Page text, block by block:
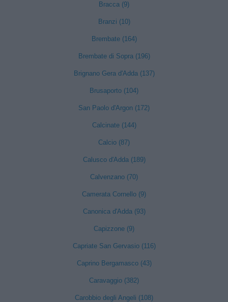
Bracca (9)
Branzi (10)
Brembate (164)
Brembate di Sopra (196)
Brignano Gera d'Adda (137)
Brusaporto (104)
San Paolo d'Argon (172)
Calcinate (144)
Calcio (87)
Calusco d'Adda (189)
Calvenzano (70)
Camerata Cornello (9)
Canonica d'Adda (93)
Capizzone (9)
Capriate San Gervasio (116)
Caprino Bergamasco (43)
Caravaggio (382)
Carobbio degli Angeli (108)